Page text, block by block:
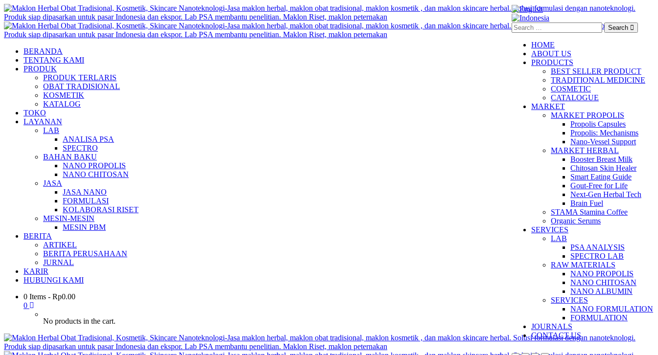
BERANDA
TENTANG KAMI
PRODUK
PRODUK TERLARIS
OBAT TRADISIONAL
KOSMETIK
KATALOG
TOKO
LAYANAN
LAB
ANALISA PSA
SPECTRO
BAHAN BAKU
NANO PROPOLIS
NANO CHITOSAN
JASA
JASA NANO
FORMULASI
KOLABORASI RISET
MESIN-MESIN
MESIN PBM
BERITA
ARTIKEL
BERITA PERUSAHAAN
JURNAL
KARIR
HUBUNGI KAMI
0 Items - Rp0.00
0
No products in the cart.
Search
HOME
ABOUT US
PRODUCTS
BEST SELLER PRODUCT
TRADITIONAL MEDICINE
COSMETIC
CATALOGUE
MARKET
MARKET PROPOLIS
Propolis Capsules
Propolis: Mechanisms
Nano-Vessel Support
MARKET HERBAL
Booster Breast Milk
Chitosan Skin Healer
Smart Eating Guide
Gout-Free for Life
Next-Gen Herbal Tech
Brain Fuel
STAMA Stamina Coffee
Organic Serums
SERVICES
LAB
PSA ANALYSIS
SPECTRO LAB
RAW MATERIALS
NANO PROPOLIS
NANO CHITOSAN
NANO ALBUMIN
SERVICES
NANO FORMULATION
FORMULATION
JOURNALS
CONTACT US